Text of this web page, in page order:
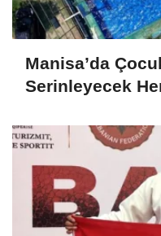
Manisa’da
Serinleyecek